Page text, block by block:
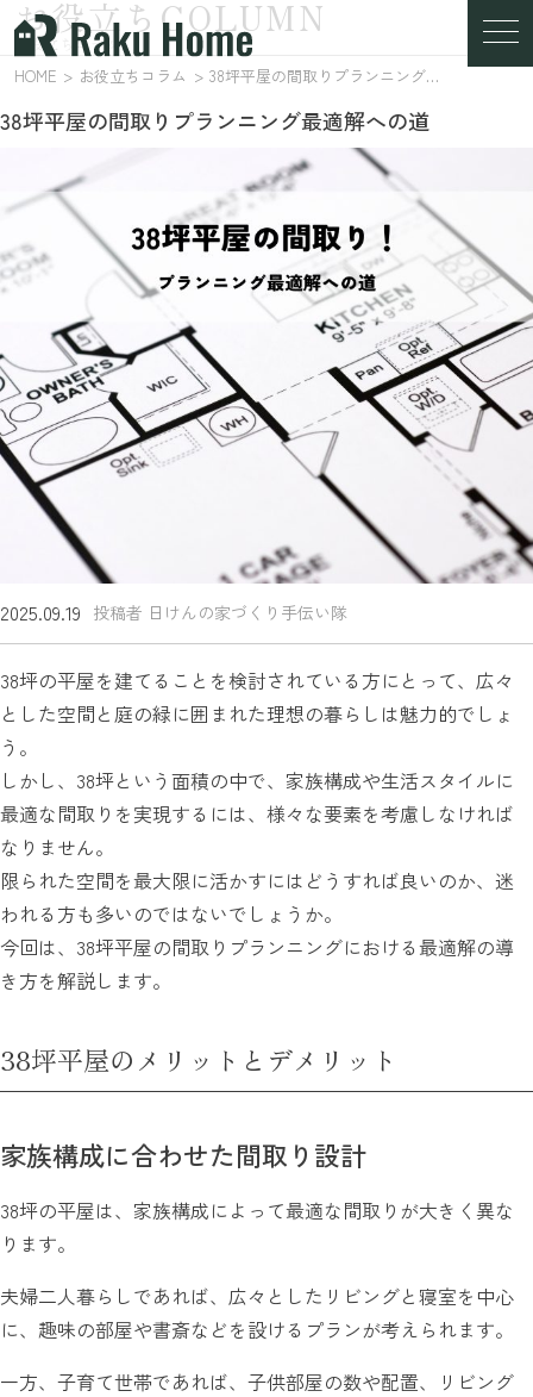
お役立ちコラム
お役立ちCOLUMN
HOME お役立ちコラム 38坪平屋の間取りプランニング最適解への道
38坪平屋の間取りプランニング最適解への道
2025.09.19 投稿者 日けんの家づくり手伝い隊
38坪の平屋を建てることを検討されている方にとって、広々
とした空間と庭の緑に囲まれた理想の暮らしは魅力的でしょ
う。
しかし、38坪という面積の中で、家族構成や生活スタイルに
最適な間取りを実現するには、様々な要素を考慮しなければ
なりません。
限られた空間を最大限に活かすにはどうすれば良いのか、迷
われる方も多いのではないでしょうか。
今回は、38坪平屋の間取りプランニングにおける最適解の導
き方を解説します。
38坪平屋のメリットとデメリット
家族構成に合わせた間取り設計
38坪の平屋は、家族構成によって最適な間取りが大きく異な
ります。
夫婦二人暮らしであれば、広々としたリビングと寝室を中心
に、趣味の部屋や書斎などを設けるプランが考えられます。
一方、子育て世帯であれば、子供部屋の数や配置、リビング